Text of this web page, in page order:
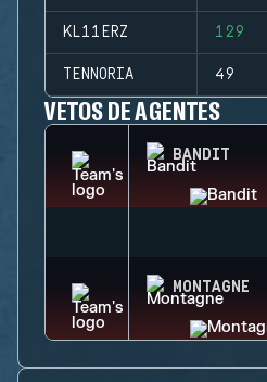
KL11ERZ 129
TENNORIA 49
VETOS DE AGENTES
BANDIT
MONTAGNE